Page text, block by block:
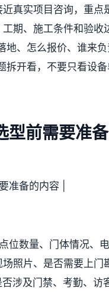
真实项目咨询，重点
期、施工条件和验收
地、怎么报价、谁来
拆开看，不要只看设
型前需要准
准备的内容 |
位数量、门体情况、电
照片、是否需要上门
涉及门禁、考勤、访